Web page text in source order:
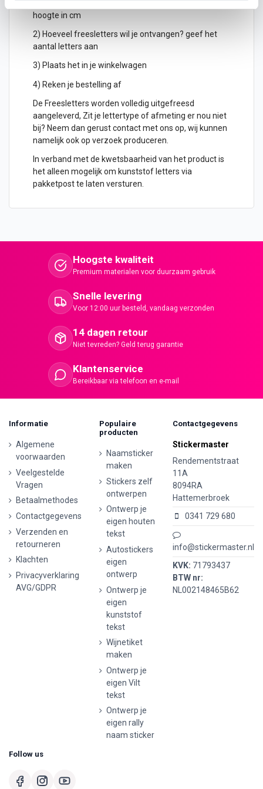
1) Geef aan welke formaat je wenst te ontvangen, de
hoogte in cm
2) Hoeveel freesletters wil je ontvangen? geef het
aantal letters aan
3) Plaats het in je winkelwagen
4) Reken je bestelling af
De Freesletters worden volledig uitgefreesd
aangeleverd, Zit je lettertype of afmeting er nou niet
bij? Neem dan gerust contact met ons op, wij kunnen
namelijk ook op verzoek produceren.
In verband met de kwetsbaarheid van het product is
het alleen mogelijk om kunststof letters via
pakketpost te laten versturen.
Hoogste kwaliteit
Premium materialen voor duurzaam gebruik
Snelle levering
Voor 12:00 uur besteld, vandaag verzonden
14 dagen retour
Niet tevreden? Geld terug garantie
Klantenservice
Bereikbaar via telefoon en e-mail
Informatie
Algemene
voorwaarden
Veelgestelde
Vragen
Betaalmethodes
Contactgegevens
Verzenden en
retourneren
Klachten
Privacyverklaring
AVG/GDPR
Populaire
producten
Naamsticker
maken
Stickers zelf
ontwerpen
Ontwerp je
eigen houten
tekst
Autostickers
eigen
ontwerp
Ontwerp je
eigen
kunststof
tekst
Wijnetiket
maken
Ontwerp je
eigen Vilt
tekst
Ontwerp je
eigen rally
naam sticker
Contactgegevens
Stickermaster
Rendementstraat
11A
8094RA
Hattemerbroek
0341 729 680
info@stickermaster.nl
KVK: 71793437
BTW nr:
NL002148465B62
Follow us